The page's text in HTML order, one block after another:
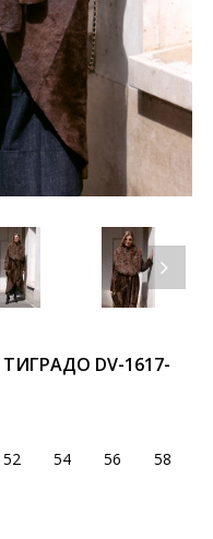
DV-1617-
52 54 56 58